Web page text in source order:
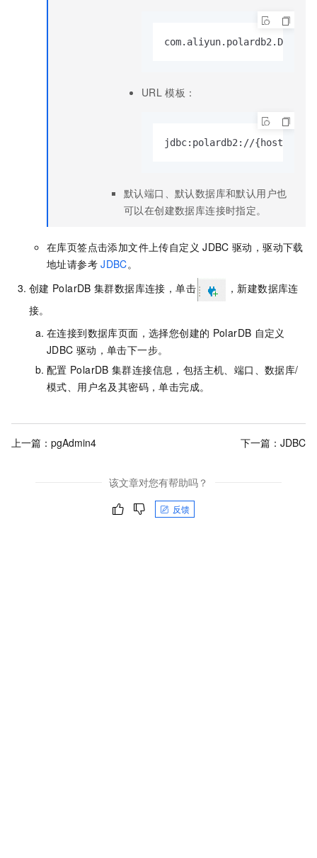
com.aliyun.polardb2.Driver
URL 模板：
jdbc:polardb2: //
默认端口、默认数据库和默认用户也
可以在创建数据库连接时指定。
在库页签点击添加文件上传自定义 JDBC 驱动，驱动下载
地址请参考 JDBC。
创建 PolarDB 集群数据库连接，单击
，新建数据库连
接。
在连接到数据库页面，选择您创建的 PolarDB 自定义
JDBC 驱动，单击下一步。
配置 PolarDB 集群连接信息，包括主机、端口、数据库/
模式、用户名及其密码，单击完成。
上一篇： pgAdmin4 下一篇： JDBC
该文章对您有帮助吗？
反馈